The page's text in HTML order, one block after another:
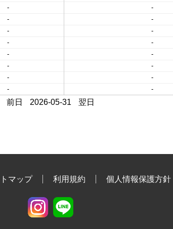
- -
- -
- -
- -
- -
- -
- -
- -
前日 2026-05-31 翌日
マップ 利用規約 個人情報保護方針